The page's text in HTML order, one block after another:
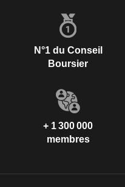
N°1 du Conseil
Boursier
+ 1 300 000
membres